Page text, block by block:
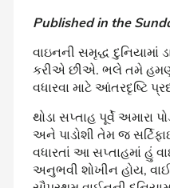
Published in the
વાઇનની સમૃદ્ધ
કરીએ છીએ. ભલે તમે
વધારવા માટે આંતરદૃષ્ટિ
થોડા સપ્તાહ પૂર્વે અમારા
અને પાડોશી તેમ જ
વધારતાં આ સપ્તાહમાં હું
અનુભવી શોખીન હોય,